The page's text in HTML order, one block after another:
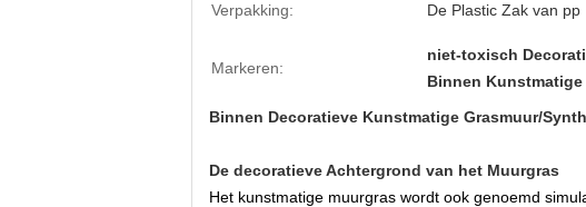
Verpakking: De Plastic Zak van pp
Markeren:
niet-toxisch
Binnen Kunstmatige
Binnen Decoratieve Kunstmatige Grasmuur/
De decoratieve Achtergrond van het Muurgras
Het kunstmatige muurgras wordt ook genoemd